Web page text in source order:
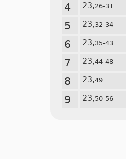
4 23,26-31
5 23,32-34
6 23,35-43
7 23,44-48
8 23,49
9 23,50-56